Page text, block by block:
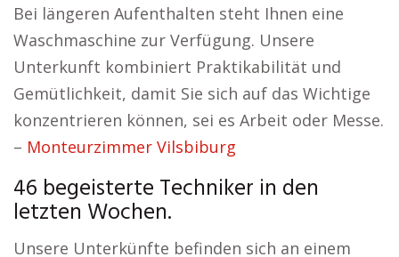
Bei längeren Aufenthalten steht Ihnen eine
Waschmaschine zur Verfügung. Unsere
Unterkunft kombiniert Praktikabilität und
Gemütlichkeit, damit Sie sich auf das Wichtige
konzentrieren können, sei es Arbeit oder Messe.
– Monteurzimmer Vilsbiburg
46 begeisterte Techniker in den
letzten Wochen.
Unsere Unterkünfte befinden sich an einem